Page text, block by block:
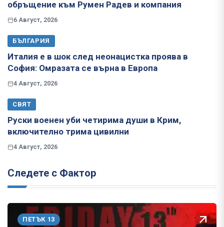
обръщение към Румен Радев и компания
6 Август, 2026
БЪЛГАРИЯ
Италия е в шок след неонацистка проява в
София: Омразата се върна в Европа
4 Август, 2026
СВЯТ
Руски военен уби четирима души в Крим,
включително трима цивилни
4 Август, 2026
Следете с Фактор
ПЕТЪК 13